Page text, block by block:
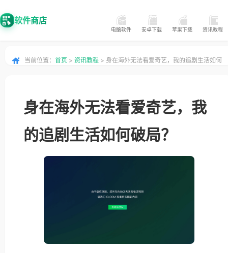
软件商店
电脑软件 安卓下载 苹果下载 资讯教程
当前位置： 首页 > 资讯教程 > 身在海外无法看爱奇艺，我的追剧生活如何
身在海外无法看爱奇艺，我
的追剧生活如何破局？